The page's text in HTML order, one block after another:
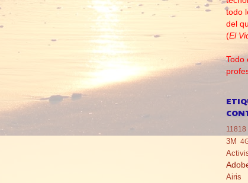
todo
del
(El
Todo
11818
3M
Airis